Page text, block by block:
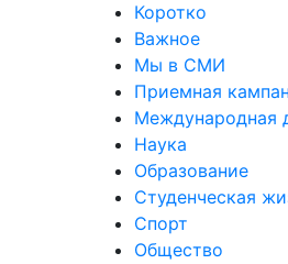
Коротко
Важное
Мы в СМИ
Приемная
Международная
Наука
Образование
Студенческая
Спорт
Общество